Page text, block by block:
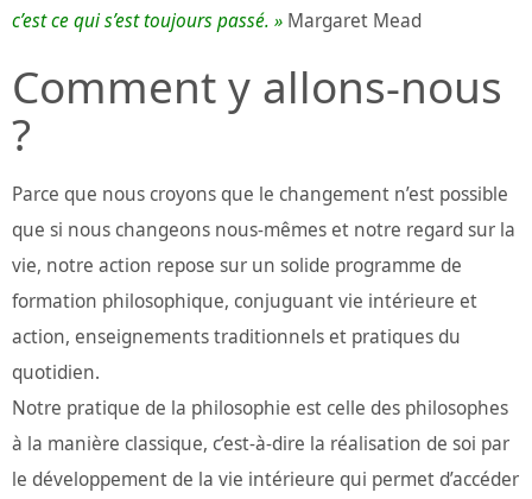
c’est ce qui s’est toujours passé. » Margaret Mead
Comment y allons-nous
?
Parce que nous croyons que le changement n’est possible
que si nous changeons nous-mêmes et notre regard sur la
vie, notre action repose sur un solide programme de
formation philosophique, conjuguant vie intérieure et
action, enseignements traditionnels et pratiques du
quotidien.
Notre pratique de la philosophie est celle des philosophes
à la manière classique, c’est-à-dire la réalisation de soi par
le développement de la vie intérieure qui permet d’accéder